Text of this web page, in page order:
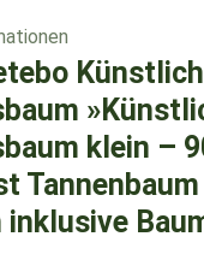
klein –
Tannenbaum
inklusive